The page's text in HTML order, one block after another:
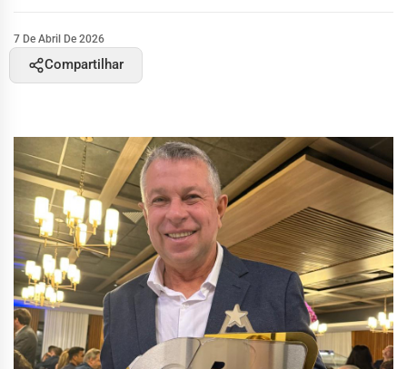
7 De Abril De 2026
Compartilhar